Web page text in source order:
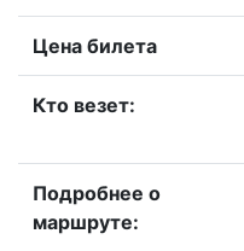
Цена билета
Кто везет:
Подробнее о
маршруте: